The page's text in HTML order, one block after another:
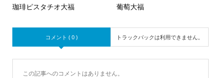
珈琲ピスタチオ大福 葡萄大福
コメント ( 0 ) トラックバックは利用できません。
この記事へのコメントはありません。